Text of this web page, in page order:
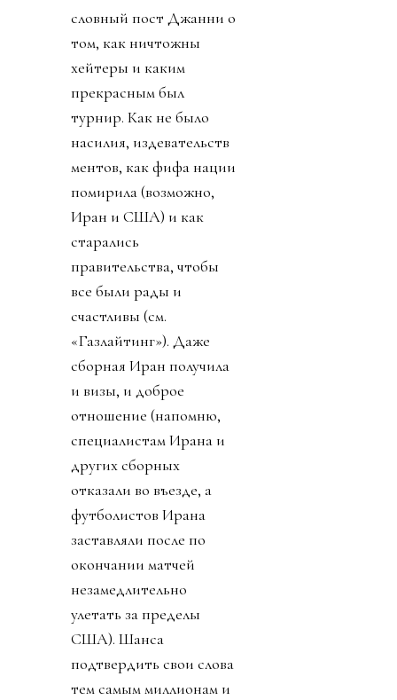
словный пост Джанни о
том, как ничтожны
хейтеры и каким
прекрасным был
турнир. Как не было
насилия, издевательств
ментов, как фифа нации
помирила (возможно,
Иран и США) и как
старались
правительства, чтобы
все были рады и
счастливы (см.
«Газлайтинг»). Даже
сборная Иран получила
и визы, и доброе
отношение (напомню,
специалистам Ирана и
других сборных
отказали во въезде, а
футболистов Ирана
заставляли после по
окончании матчей
незамедлительно
улетать за пределы
США). Шанса
подтвердить свои слова
тем самым миллионам и